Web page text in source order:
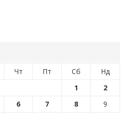
Чт Пт Сб
Нд
1
2
6 7 8
9